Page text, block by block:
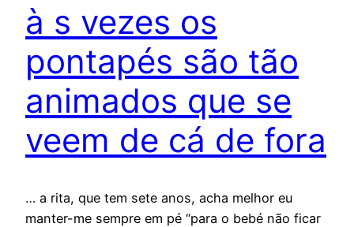
à s vezes os
pontapés são tão
animados que se
veem de cá de fora
… a rita, que tem sete anos, acha melhor eu
manter-me sempre em pé “para o bebé não ficar